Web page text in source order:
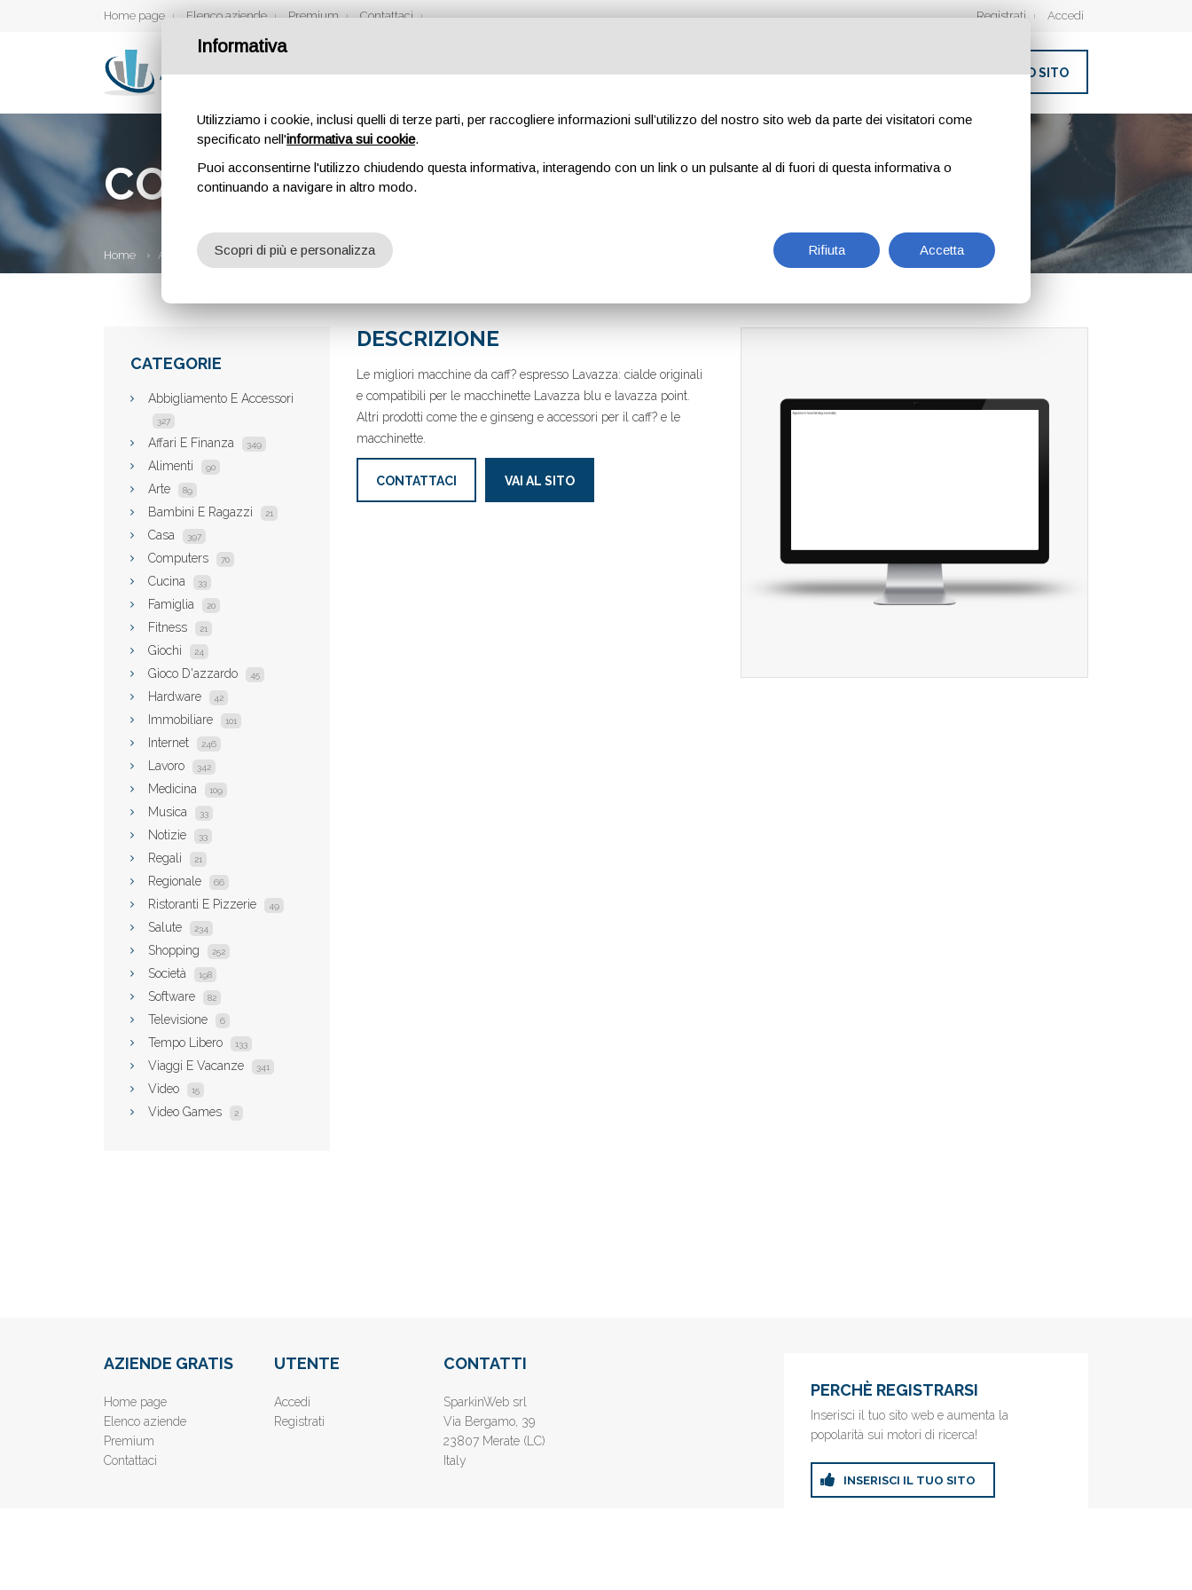
Home page Elenco aziende Premium Contattaci Registrati Accedi
INSERISCI IL TUO SITO
COFFESERVICELR
Home Aziende CoffeServiceLR
CATEGORIE
Abbigliamento E Accessori
327
Affari E Finanza 349
Alimenti 90
Arte 89
Bambini E Ragazzi 21
Casa 397
Computers 70
Cucina 33
Famiglia 20
Fitness 21
Giochi 24
Gioco D'azzardo 45
Hardware 42
Immobiliare 101
Internet 246
Lavoro 342
Medicina 109
Musica 33
Notizie 33
Regali 21
Regionale 66
Ristoranti E Pizzerie 49
Salute 234
Shopping 252
Società 198
Software 82
Televisione 6
Tempo Libero 133
Viaggi E Vacanze 341
Video 15
Video Games 2
DESCRIZIONE
Le migliori macchine da caff? espresso Lavazza: cialde originali
e compatibili per le macchinette Lavazza blu e lavazza point.
Altri prodotti come the e ginseng e accessori per il caff? e le
macchinette.
CONTATTACI VAI AL SITO
AZIENDE GRATIS
Home page
Elenco aziende
Premium
Contattaci
UTENTE
Accedi
Registrati
CONTATTI
SparkinWeb srl
Via Bergamo, 39
23807 Merate (LC)
Italy
PERCHÈ REGISTRARSI
Inserisci il tuo sito web e aumenta la
popolarità sui motori di ricerca!
INSERISCI IL TUO SITO
Informativa
Utilizziamo i cookie, inclusi quelli di terze parti, per raccogliere informazioni sull’utilizzo del nostro sito web da parte dei visitatori come
specificato nell'informativa sui cookie.
Puoi acconsentirne l'utilizzo chiudendo questa informativa, interagendo con un link o un pulsante al di fuori di questa informativa o
continuando a navigare in altro modo.
Rifiuta Accetta
Scopri di più e personalizza